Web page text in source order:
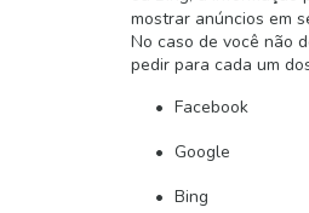
mostrar anúncios em
No caso de você não
pedir para cada um
Facebook
Google
Bing